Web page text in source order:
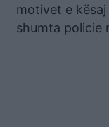
motivet e
shumta policie